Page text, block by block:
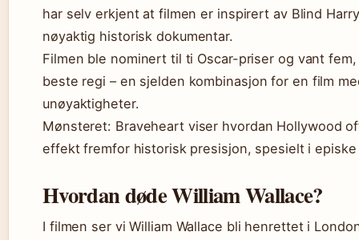
har selv erkjent at filmen er inspirert av Blind
nøyaktig historisk dokumentar.
Filmen ble nominert til ti Oscar-priser og vant
beste regi – en sjelden kombinasjon for en film
unøyaktigheter.
Mønsteret: Braveheart viser hvordan Hollywood
effekt fremfor historisk presisjon, spesielt i
Hvordan døde William Wallace?
I filmen ser vi William Wallace bli henrettet i